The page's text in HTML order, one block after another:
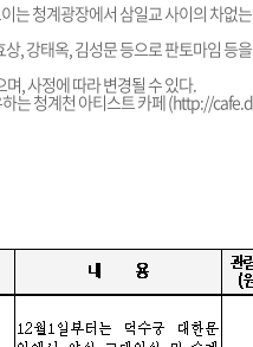
는 청계광장에서 삼일교 사이의 차없
상, 강태옥, 김성문 등으로 판토마임 등
, 사정에 따라 변경될 수 있다.
는 청계천 아티스트 카페 (http://